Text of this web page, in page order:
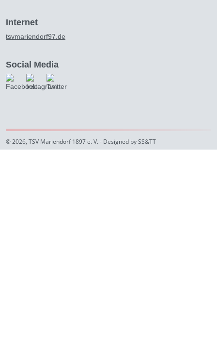
Internet
tsvmariendorf97.de
Social Media
© 2026, TSV Mariendorf 1897 e. V. - Designed by SS&TT